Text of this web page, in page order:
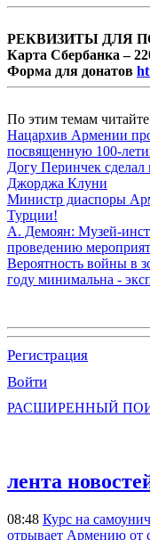
РЕКВИЗИТЫ ДЛЯ
Карта Сбербанка –
Форма для донатов
По этим темам
Нацархив Армении
посвященную 100-
Догу Перинчек
Джорджа Клуни
Министр диаспоры
Турции!
А. Демоян: Музей-
проведению
Вероятность войны в
году минимальна -
Регистрация
Войти
РАСШИРЕННЫЙ
лента
08:48 Курс на
отрывает Армению от